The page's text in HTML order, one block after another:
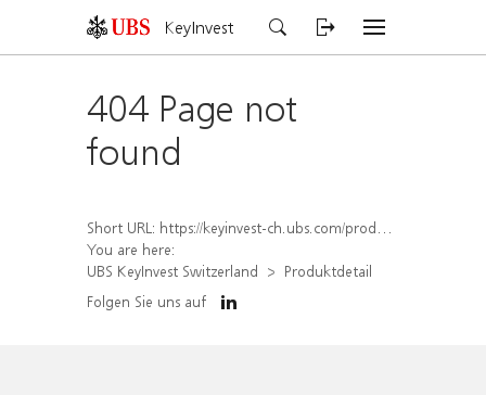
KeyInvest
404 Page not
found
Short URL: https://keyinvest-ch.ubs.com/produkt/detail/index/isin/CH1570512603
You are here:
UBS KeyInvest Switzerland
Produktdetail
Folgen Sie uns auf